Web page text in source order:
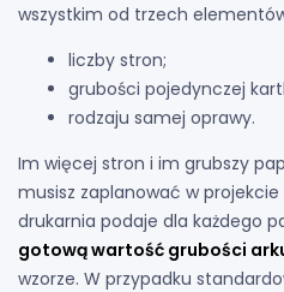
wszystkim od trzech
liczby stron;
grubości pojedynczej
rodzaju samej oprawy.
Im więcej stron i im grubszy
musisz zaplanować w projekcie
drukarnia podaje dla każdego
gotową wartość grubości
wzorze. W przypadku